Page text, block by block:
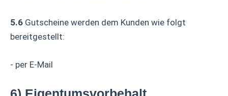
5.6 Gutscheine werden dem Kunden wie folgt
bereitgestellt:
- per E-Mail